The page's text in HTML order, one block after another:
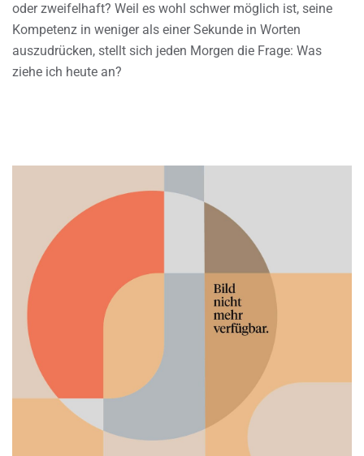
oder zweifelhaft? Weil es wohl schwer möglich ist, seine
Kompetenz in weniger als einer Sekunde in Worten
auszudrücken, stellt sich jeden Morgen die Frage: Was
ziehe ich heute an?